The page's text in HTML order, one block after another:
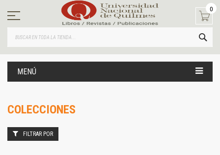
contenido
0
MENÚ
COLECCIONES
FILTRAR POR